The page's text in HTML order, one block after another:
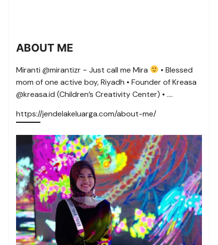
ABOUT ME
Miranti @mirantizr ~ Just call me Mira
• Blessed
mom of one active boy, Riyadh • Founder of Kreasa
@kreasa.id (Children’s Creativity Center) • ….
https://jendelakeluarga.com/about-me/